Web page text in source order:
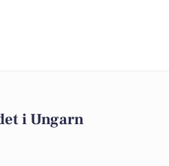
i Ungarn